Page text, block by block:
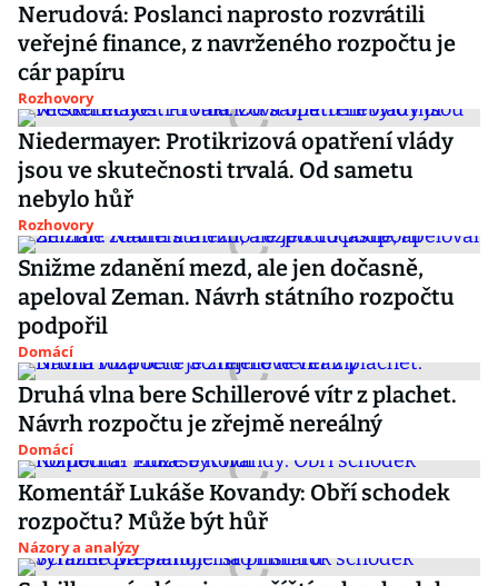
Nerudová: Poslanci naprosto rozvrátili
veřejné finance, z navrženého rozpočtu je
cár papíru
Rozhovory
Niedermayer: Protikrizová opatření vlády
jsou ve skutečnosti trvalá. Od sametu
nebylo hůř
Rozhovory
Snižme zdanění mezd, ale jen dočasně,
apeloval Zeman. Návrh státního rozpočtu
podpořil
Domácí
Druhá vlna bere Schillerové vítr z plachet.
Návrh rozpočtu je zřejmě nereálný
Domácí
Komentář Lukáše Kovandy: Obří schodek
rozpočtu? Může být hůř
Názory a analýzy